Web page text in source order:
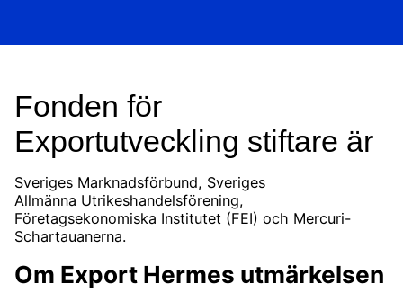
Fonden för
Exportutveckling stiftare är
Sveriges Marknadsförbund, Sveriges
Allmänna Utrikeshandelsförening,
Företagsekonomiska Institutet (FEI) och Mercuri-
Schartauanerna.
Om Export Hermes utmärkelsen